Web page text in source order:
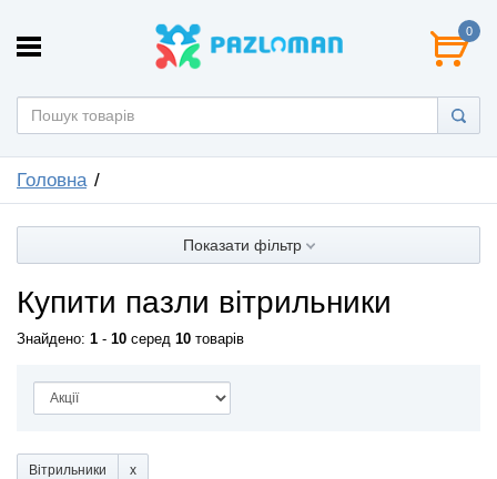
0
Головна
Показати фільтр
Купити пазли вітрильники
Знайдено: 1 - 10 серед 10 товарів
Вітрильники